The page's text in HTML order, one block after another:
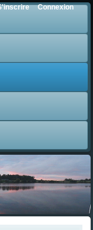
Connexion